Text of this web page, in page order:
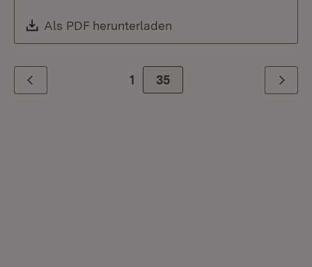
Download:
Als PDF herunterladen
Zurück 1 Zur Seite
35 Weiter